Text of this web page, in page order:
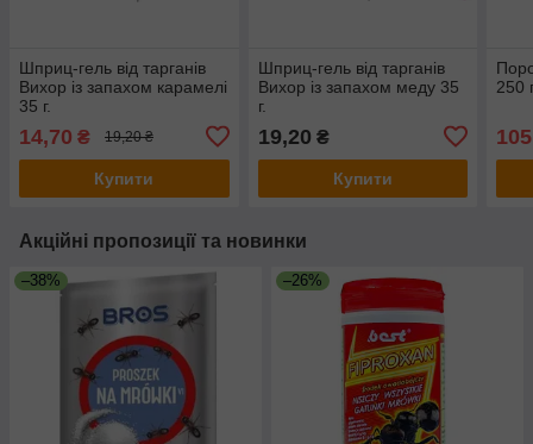
Шприц-гель від тарганів
Вихор із запахом карамелі
35 г.
14,70 ₴ 19,20 ₴
Купити
Шприц-гель від тарганів
Вихор із запахом меду 35
г.
19,20 ₴
Купити
250
105
Акційні пропозиції та новинки
–38% –26%